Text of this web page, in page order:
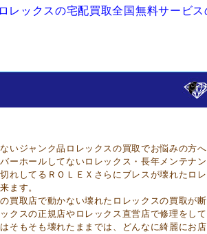
レックスの宅配買取全国無料サービ
いジャンク品ロレックスの買取でお悩みの方
ーホールしてないロレックス・長年メンテ
れしてるＲＯＬＥＸさらにブレスが壊れたロ
ます。
買取店で動かない壊れたロレックスの買取が
クスの正規店やロレックス直営店で修理をし
そもそも壊れたままでは、どんなに綺麗にお